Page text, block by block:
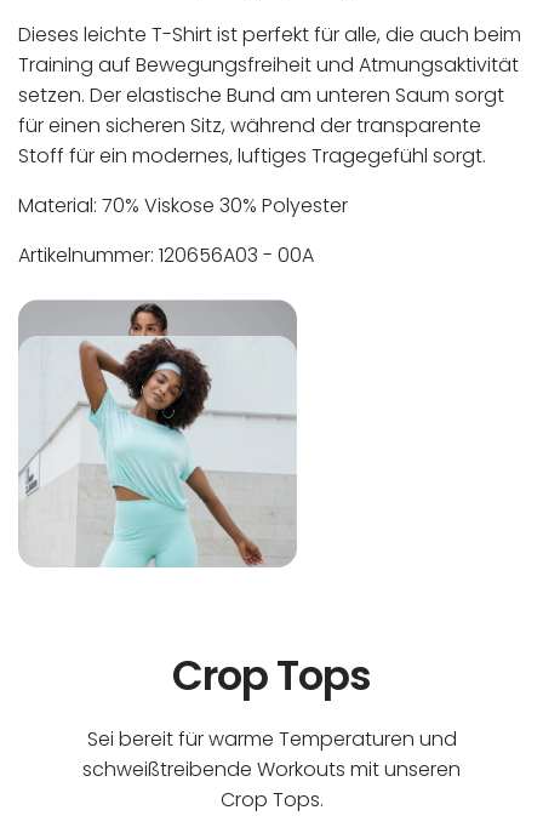
Dieses leichte T-Shirt ist perfekt für alle, die auch beim
Training auf Bewegungsfreiheit und Atmungsaktivität
setzen. Der elastische Bund am unteren Saum sorgt
für einen sicheren Sitz, während der transparente
Stoff für ein modernes, luftiges Tragegefühl sorgt.
Material: 70% Viskose 30% Polyester
Artikelnummer: 120656A03 - 00A
Maschinenwäsche bis 30°C
Nicht bleichen
Nicht bügeln
Nicht trocknergeeignet
In der EU niedergelassener verantwortlicher
Wirtschaftsakteur:
Crop Tops
Sei bereit für warme Temperaturen und
schweißtreibende Workouts mit unseren
Crop Tops.